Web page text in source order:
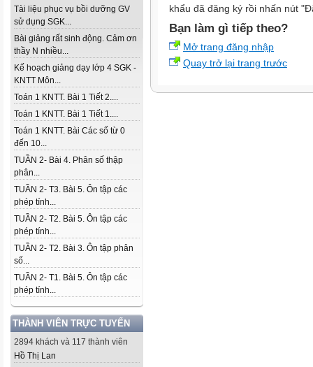
Tài liệu phục vụ bồi dưỡng GV
sử dụng SGK...
Bài giảng rất sinh động. Cảm ơn
thầy N nhiều...
Kế hoạch giảng dạy lớp 4 SGK -
KNTT Môn...
Toán 1 KNTT. Bài 1 Tiết 2....
Toán 1 KNTT. Bài 1 Tiết 1....
Toán 1 KNTT. Bài Các số từ 0
đến 10...
TUẦN 2- Bài 4. Phân số thập
phân...
TUẦN 2- T3. Bài 5. Ôn tập các
phép tính...
TUẦN 2- T2. Bài 5. Ôn tập các
phép tính...
TUẦN 2- T2. Bài 3. Ôn tập phân
số...
TUẦN 2- T1. Bài 5. Ôn tập các
phép tính...
THÀNH VIÊN TRỰC TUYẾN
2894 khách và 117 thành viên
Hồ Thị Lan
khẩu đã đăng ký rồi nhấn nút
Bạn làm gì tiếp theo?
Mở trang đăng nhập
Quay trở lại trang trước